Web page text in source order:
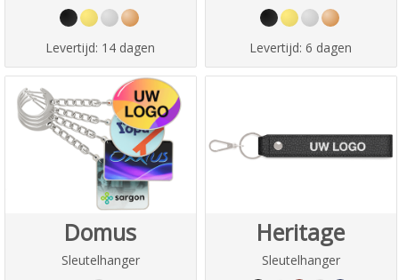
Levertijd: 14 dagen Levertijd: 6 dagen
Domus
Sleutelhanger
Heritage
Sleutelhanger